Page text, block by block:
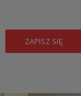
ZAPISZ SIĘ